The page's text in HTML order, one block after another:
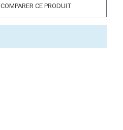
COMPARER CE PRODUIT